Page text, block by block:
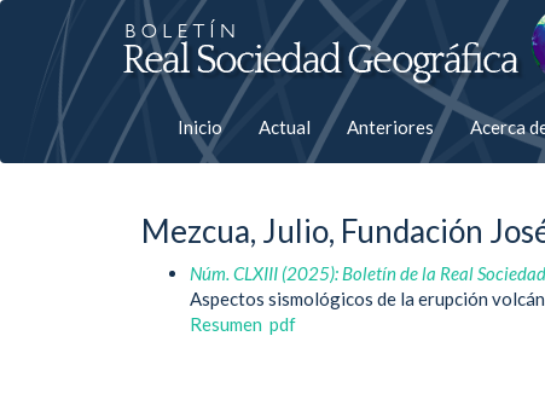
Salto
rápiso
la
Inicio Actual Anteriores Acerca
Mezcua, Julio, Fundación
Núm. CLXIII (2025): Boletín de la Real
Aspectos sismológicos de la erupción
Resumen pdf